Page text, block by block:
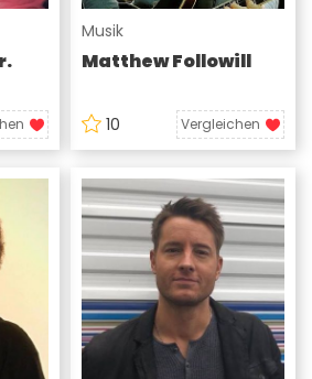
Musik
Matthew Followill
10 Vergleichen